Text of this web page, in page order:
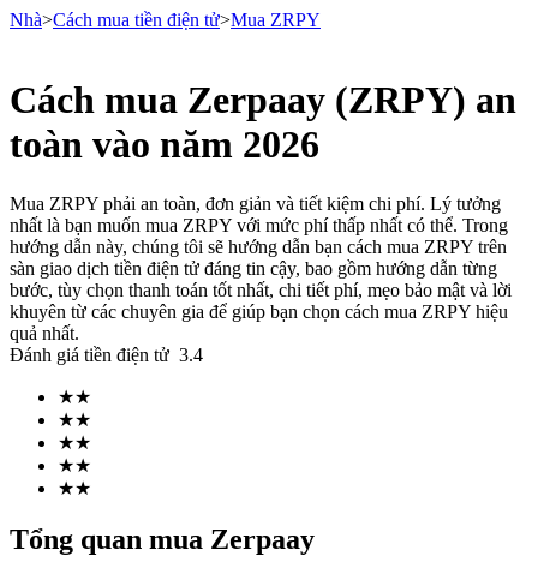
Hợp đồng tương lai
USDT Futures
Futures sử dụng USDT làm tài sản thế chấp
Nhà>Cách mua tiền điện tử>Mua ZRPY
Cách mua Zerpaay (ZRPY) an
toàn vào năm 2026
Mua ZRPY phải an toàn, đơn giản và tiết kiệm chi phí. Lý tưởng
nhất là bạn muốn mua ZRPY với mức phí thấp nhất có thể. Trong
hướng dẫn này, chúng tôi sẽ hướng dẫn bạn cách mua ZRPY trên
sàn giao dịch tiền điện tử đáng tin cậy, bao gồm hướng dẫn từng
bước, tùy chọn thanh toán tốt nhất, chi tiết phí, mẹo bảo mật và lời
khuyên từ các chuyên gia để giúp bạn chọn cách mua ZRPY hiệu
quả nhất.
Đánh giá tiền điện tử 3.4
★★
★★
★★
★★
★★
Tổng quan mua Zerpaay